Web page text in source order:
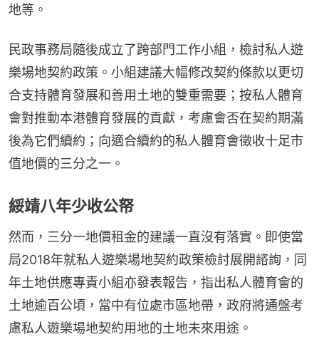
地等。
民政事務局隨後成立了跨部門工作小組，檢討私人遊
樂場地契約政策。小組建議大幅修改契約條款以更切
合支持體育發展和善用土地的雙重需要；按私人體育
會對推動本港體育發展的貢獻，考慮會否在契約期滿
後為它們續約；向適合續約的私人體育會徵收十足市
值地價的三分之一。
綏靖八年少收公帑
然而，三分一地價租金的建議一直沒有落實。即使當
局2018年就私人遊樂場地契約政策檢討展開諮詢，同
年土地供應專責小組亦發表報告，指出私人體育會的
土地逾百公頃，當中有位處市區地帶，政府將通盤考
慮私人遊樂場地契約用地的土地未來用途。